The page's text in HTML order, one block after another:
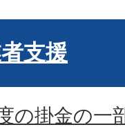
支援
の掛金の一